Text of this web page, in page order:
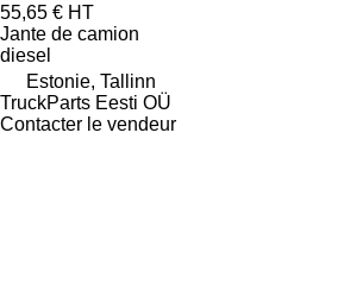
55,65 € HT
Jante de camion
diesel
Estonie, Tallinn
TruckParts Eesti OÜ
Contacter le vendeur